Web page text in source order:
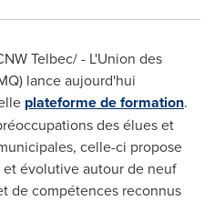
Telbec/ - L'Union des
lance aujourd'hui
plateforme de formation.
des élues et
celle-ci propose
évolutive autour de neuf
de compétences reconnus